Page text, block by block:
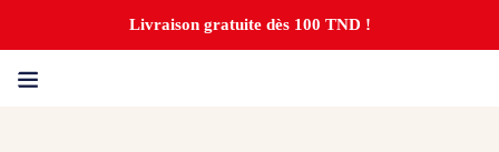
Livraison gratuite dès 100 TND !